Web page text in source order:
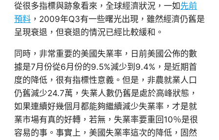
從很多指標與跡象看來，全球經濟狀況，一如先前
預料，2009年Q3有一些曙光出現，雖然經濟仍舊是
呈現衰退，但衰退的情況已經比較緩和。
同時，非常重要的美國失業率，日前美國公佈的數
據是7月份從6月份的9.5%減少到9.4%，是近期首
度的降低，很有指標性意義。但是，非農就業人口
仍舊減少24.7萬，失業人數仍舊是處於高峰狀態，
如果連續好幾個月都能夠繼續減少失業率，才是就
業市場有真的好轉，若無，失業率要重回10％是很
容易的事。事實上，美國失業率這次的降低，固然